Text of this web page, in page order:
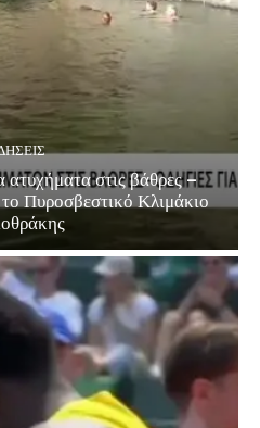
στις βάθρες –
Πυροσβεστικό Κλιμάκιο